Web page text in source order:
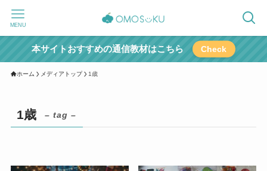
MENU
本サイトおすすめの通信教材はこちら Check
ホーム メディアトップ 1歳
1歳 – tag –